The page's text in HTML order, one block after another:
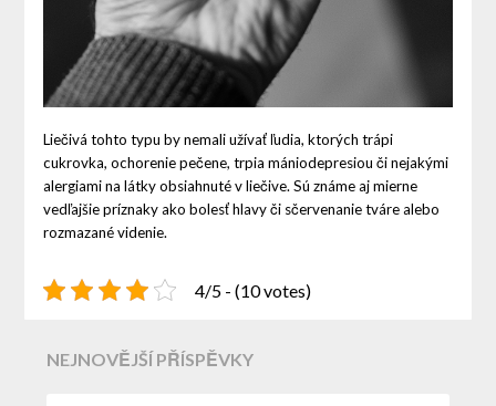
Liečivá tohto typu by nemali užívať ľudia, ktorých trápi
cukrovka, ochorenie pečene, trpia mániodepresiou či nejakými
alergiami na látky obsiahnuté v liečive. Sú známe aj mierne
vedľajšie príznaky ako bolesť hlavy či sčervenanie tváre alebo
rozmazané videnie.
4/5 - (10 votes)
NEJNOVĚJŠÍ PŘÍSPĚVKY